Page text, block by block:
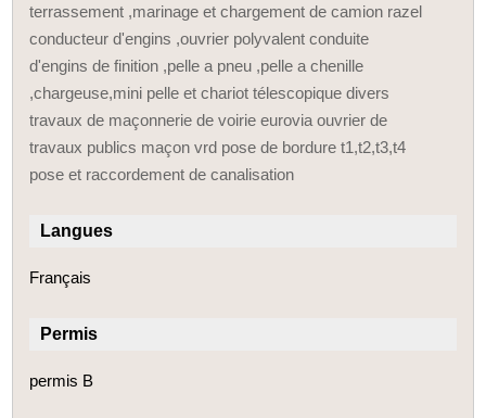
terrassement ,marinage et chargement de camion razel
conducteur d'engins ,ouvrier polyvalent conduite
d'engins de finition ,pelle a pneu ,pelle a chenille
,chargeuse,mini pelle et chariot télescopique divers
travaux de maçonnerie de voirie eurovia ouvrier de
travaux publics maçon vrd pose de bordure t1,t2,t3,t4
pose et raccordement de canalisation
Langues
Français
Permis
permis B